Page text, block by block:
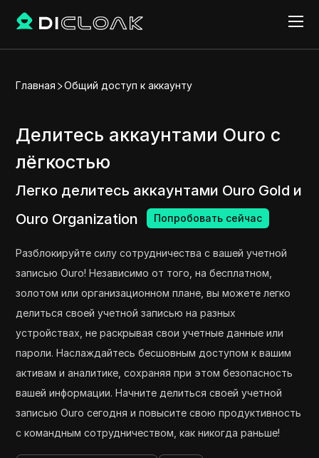
Главная Общий доступ к аккаунту
Делитесь аккаунтами Ouro с
лёгкостью
Легко делитесь аккаунтами Ouro Gold и
Ouro Organization
Попробовать сейчас
Разблокируйте силу сотрудничества с вашей учетной
записью Ouro! Независимо от того, на бесплатном,
золотом или организационном плане, вы можете легко
делиться своей учетной записью на разных
устройствах, не раскрывая свои учетные данные или
пароли. Наслаждайтесь бесшовным доступом к вашим
активам и аналитике, сохраняя при этом безопасность
вашей информации. Начните делиться своей учетной
записью Ouro сегодня и повысите свою продуктивность
с командным сотрудничеством, как никогда раньше!